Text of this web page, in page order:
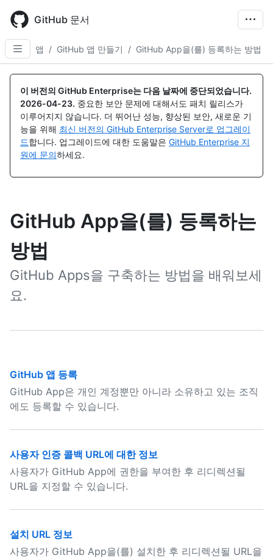
main
content
GitHub 문서
앱 / GitHub 앱 만들기 / GitHub App을(를) 등록하는 방법
이 버전의 GitHub Enterprise는 다음 날짜에 중단되었습니다.
2026-04-23. 중요한 보안 문제에 대해서도 패치 릴리스가
이루어지지 않습니다. 더 뛰어난 성능, 향상된 보안, 새로운 기
능을 위해 최신 버전의 GitHub Enterprise Server로 업그레이
드합니다. 업그레이드에 대한 도움말은 GitHub Enterprise 지
원에 문의하세요.
GitHub App을(를) 등록하는
방법
GitHub Apps을 구축하는 방법을 배워보세
요.
GitHub 앱 등록
GitHub App은 개인 계정뿐만 아니라 소유하고 있는 조직
에도 등록할 수 있습니다.
사용자 인증 콜백 URL에 대한 정보
사용자가 GitHub App에 권한을 부여한 후 리디렉션될
URL을 지정할 수 있습니다.
설치 URL 정보
사용자가 GitHub App을(를) 설치한 후 리디렉션될 URL을